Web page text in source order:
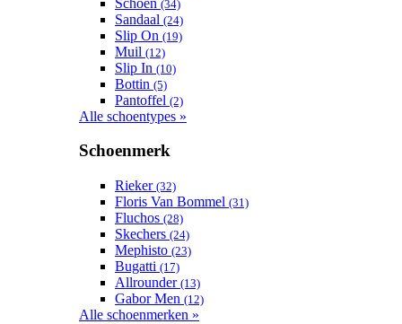
(34)
Sandaal (24)
Slip On (19)
Muil (12)
Slip In (10)
Bottin (5)
Pantoffel (2)
Alle schoentypes »
Schoenmerk
Rieker (32)
Floris Van Bommel (31)
Fluchos (28)
Skechers (24)
Mephisto (23)
Bugatti (17)
Allrounder (13)
Gabor Men (12)
Alle schoenmerken »